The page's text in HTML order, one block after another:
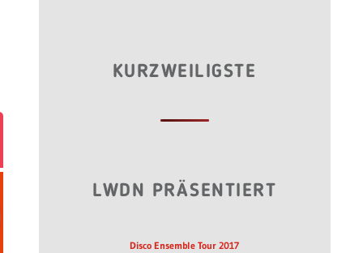
KURZWEILIGSTE
LWDN PRÄSENTIERT
Disco Ensemble Tour 2017